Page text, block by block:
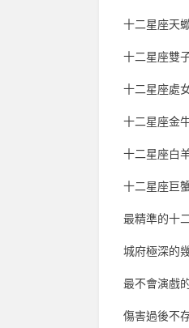
十二星座天
十二星座雙
十二星座處
十二星座金
十二星座白
十二星座巨
最精準的十
城府極深的
最不會演戲
傷害過後不